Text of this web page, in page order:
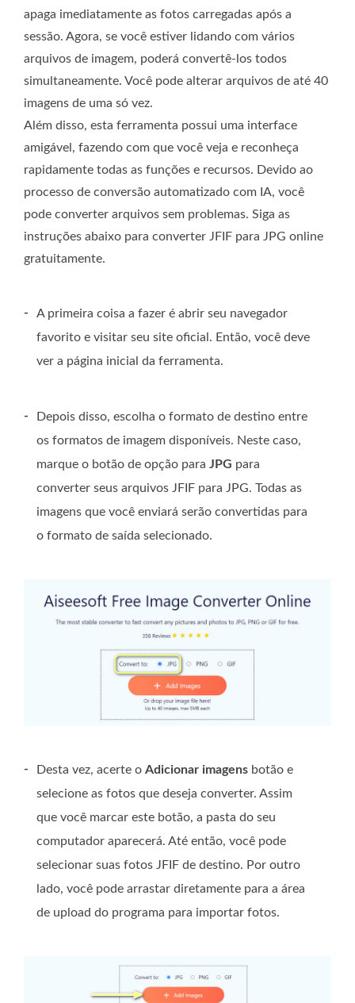
apaga imediatamente as fotos carregadas após a
sessão. Agora, se você estiver lidando com vários
arquivos de imagem, poderá convertê-los todos
simultaneamente. Você pode alterar arquivos de até 40
imagens de uma só vez.
Além disso, esta ferramenta possui uma interface
amigável, fazendo com que você veja e reconheça
rapidamente todas as funções e recursos. Devido ao
processo de conversão automatizado com IA, você
pode converter arquivos sem problemas. Siga as
instruções abaixo para converter JFIF para JPG online
gratuitamente.
-
A primeira coisa a fazer é abrir seu navegador
favorito e visitar seu site oficial. Então, você deve
ver a página inicial da ferramenta.
-
Depois disso, escolha o formato de destino entre
os formatos de imagem disponíveis. Neste caso,
marque o botão de opção para JPG para
converter seus arquivos JFIF para JPG. Todas as
imagens que você enviará serão convertidas para
o formato de saída selecionado.
- Desta vez, acerte o Adicionar imagens botão e
selecione as fotos que deseja converter. Assim
que você marcar este botão, a pasta do seu
computador aparecerá. Até então, você pode
selecionar suas fotos JFIF de destino. Por outro
lado, você pode arrastar diretamente para a área
de upload do programa para importar fotos.